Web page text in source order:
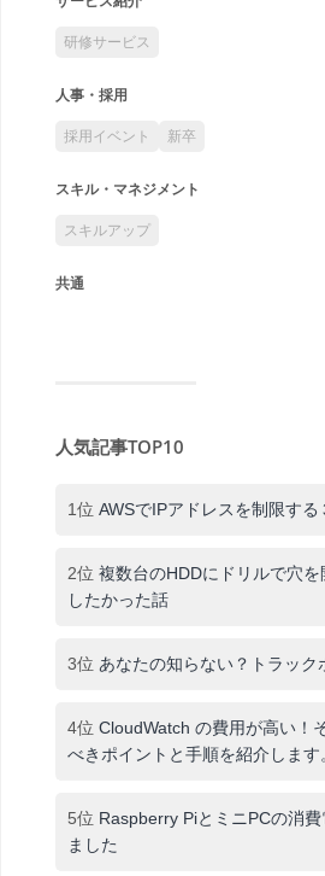
研修サービス
人事・採用
採用イベント 新卒
スキル・マネジメント
スキルアップ
共通
人気記事TOP10
1位 AWSでIPアドレスを制限する
2位 複数台のHDDにドリルで穴
したかった話
3位 あなたの知らない？トラック
4位 CloudWatch の費用が高い！
べきポイントと手順を紹介します
5位 Raspberry PiとミニPCの消
ました